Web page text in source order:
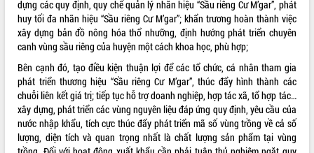
Lễ phát động chuỗi hoạt động chung
tay làm sạch môi trường
Xã Ea Kar bước chuyển mình trong
công tác cải cách hành chính mô hình
mới
UBND tỉnh họp báo định kỳ tháng 4
năm 2026
Hội thảo khoa học “Giải pháp thúc đẩy
phát triển nền kinh tế xanh tại tỉnh
dựng các quy định, quy chế quản lý nhãn hiệu “Sầu riêng Cư M’gar”, phát
huy tối đa nhãn hiệu “Sầu riêng Cư M’gar”; khẩn trương hoàn thành việc
xây dựng bản đồ nông hóa thổ nhưỡng, định hướng phát triển chuyên
canh vùng sầu riêng của huyện một cách khoa học, phù hợp;
Bên cạnh đó, tạo điều kiện thuận lợi để các tổ chức, cá nhân tham gia
phát triển thương hiệu “Sầu riêng Cư M’gar”, thúc đẩy hình thành các
chuỗi liên kết giá trị; tiếp tục hỗ trợ doanh nghiệp, hợp tác xã, tổ hợp tác…
xây dựng, phát triển các vùng nguyên liệu đáp ứng quy định, yêu cầu của
nước nhập khẩu, tích cực thúc đẩy phát triển mã số vùng trồng về cả số
lượng, diện tích và quan trọng nhất là chất lượng sản phẩm tại vùng